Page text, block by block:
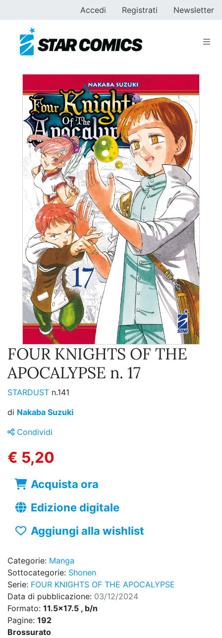
Accedi Registrati Newsletter
FOUR KNIGHTS OF THE
APOCALYPSE n. 17
STARDUST n.141
di Nakaba Suzuki
Condividi
€ 5,20
Acquista ora
Edizione digitale
Aggiungi alla wishlist
Categorie: Manga
Sottocategorie: Shonen
Serie: FOUR KNIGHTS OF THE APOCALYPSE
Data di pubblicazione: 03/12/2024
Formato: 11.5x17.5 , b/n
Pagine: 192
Brossurato